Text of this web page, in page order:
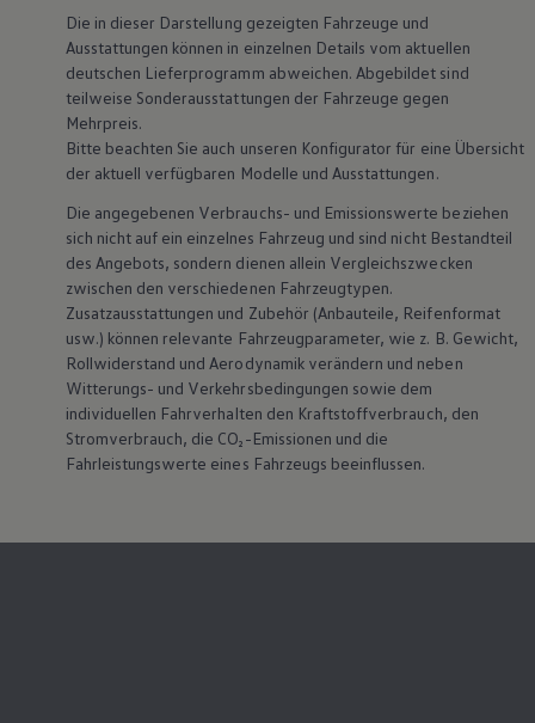
Die in dieser Darstellung gezeigten Fahrzeuge und
Ausstattungen können in einzelnen Details vom aktuellen
deutschen Lieferprogramm abweichen. Abgebildet sind
teilweise Sonderausstattungen der Fahrzeuge gegen
Mehrpreis.
Bitte beachten Sie auch unseren Konfigurator für eine Übersicht
der aktuell verfügbaren Modelle und Ausstattungen.
Die angegebenen Verbrauchs- und Emissionswerte beziehen
sich nicht auf ein einzelnes Fahrzeug und sind nicht Bestandteil
des Angebots, sondern dienen allein Vergleichszwecken
zwischen den verschiedenen Fahrzeugtypen.
Zusatzausstattungen und Zubehör (Anbauteile, Reifenformat
usw.) können relevante Fahrzeugparameter, wie z. B. Gewicht,
Rollwiderstand und Aerodynamik verändern und neben
Witterungs- und Verkehrsbedingungen sowie dem
individuellen Fahrverhalten den Kraftstoffverbrauch, den
Stromverbrauch, die CO₂-Emissionen und die
Fahrleistungswerte eines Fahrzeugs beeinflussen.